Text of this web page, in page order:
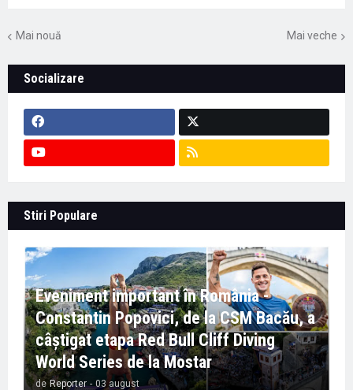
Mai nouă Mai veche
Socializare
Stiri Populare
Eveniment important în România -
Constantin Popovici, de la CSM Bacău, a
câștigat etapa Red Bull Cliff Diving
World Series de la Mostar
de Reporter - 03 august